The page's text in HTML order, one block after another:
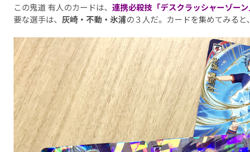
この鬼道 有人のカードは、 連携必殺技「デスクラッシャーゾーン
要な選手は、 灰崎・不動・氷浦の３人だ。カードを集めてみる